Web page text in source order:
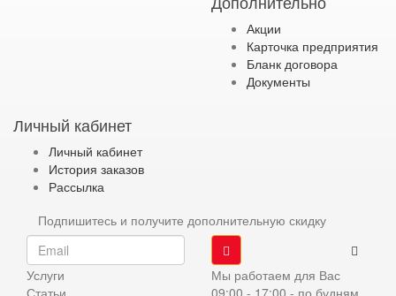
Акции
Карточка предприятия
Бланк договора
Документы
Личный кабинет
Личный кабинет
История заказов
Рассылка
Подпишитесь и получите дополнительную скидку
Услуги
Статьи
Мы работаем для Вас
09:00 - 17:00 - по будням